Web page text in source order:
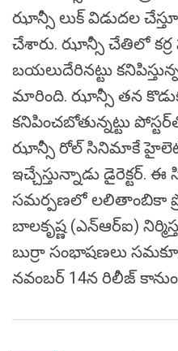
ఝాన్సీ లుక్ విడుదల
చేశారు. ఝాన్సీ చేతిలో కర్ర
బయలుదేరినట్టు
మారింది. ఝాన్సీ తన
కనిపించబోతున్నట్టు
ఝాన్సీ రోల్‌ సినిమాకే
ఇచ్చేస్తున్నాడు
సమర్పణలో లలితాంబికా
బాలకృష్ణ (ఎన్‌ఆర్‌ఐ)
బుర్రా సంభాషణలు
నవంబర్ 14న రిలీజ్